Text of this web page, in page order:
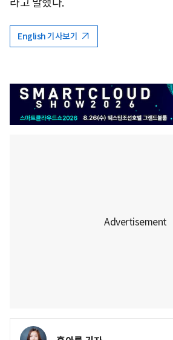
English 기사보기